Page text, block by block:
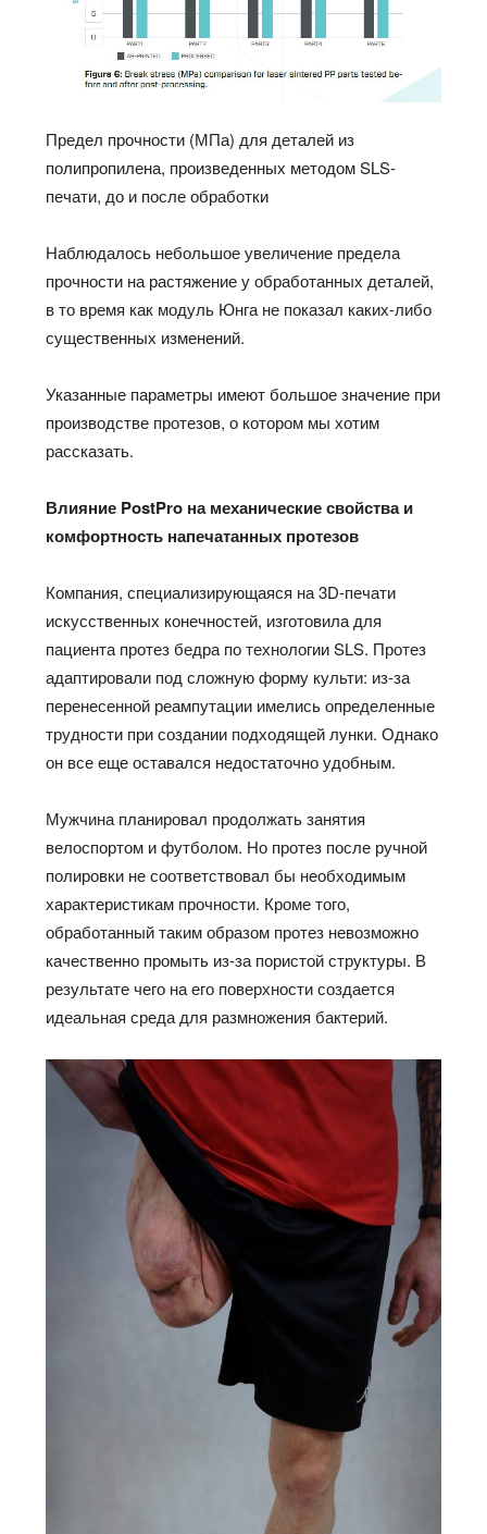
Предел прочности (МПа) для деталей из
полипропилена, произведенных методом SLS-
печати, до и после обработки
Наблюдалось небольшое увеличение предела
прочности на растяжение у обработанных деталей,
в то время как модуль Юнга не показал каких-либо
существенных изменений.
Указанные параметры имеют большое значение при
производстве протезов, о котором мы хотим
рассказать.
Влияние PostPro на механические свойства и
комфортность напечатанных протезов
Компания, специализирующаяся на 3D-печати
искусственных конечностей, изготовила для
пациента протез бедра по технологии SLS. Протез
адаптировали под сложную форму культи: из-за
перенесенной реампутации имелись определенные
трудности при создании подходящей лунки. Однако
он все еще оставался недостаточно удобным.
Мужчина планировал продолжать занятия
велоспортом и футболом. Но протез после ручной
полировки не соответствовал бы необходимым
характеристикам прочности. Кроме того,
обработанный таким образом протез невозможно
качественно промыть из-за пористой структуры. В
результате чего на его поверхности создается
идеальная среда для размножения бактерий.